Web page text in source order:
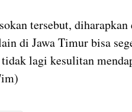
tersebut,
di Jawa Timur bisa
lagi kesulitan